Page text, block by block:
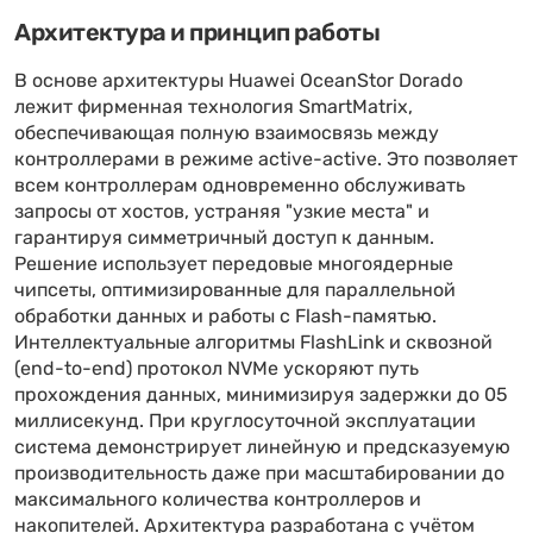
Архитектура и принцип работы
В основе архитектуры Huawei OceanStor Dorado
лежит фирменная технология SmartMatrix,
обеспечивающая полную взаимосвязь между
контроллерами в режиме active-active. Это позволяет
всем контроллерам одновременно обслуживать
запросы от хостов, устраняя "узкие места" и
гарантируя симметричный доступ к данным.
Решение использует передовые многоядерные
чипсеты, оптимизированные для параллельной
обработки данных и работы с Flash-памятью.
Интеллектуальные алгоритмы FlashLink и сквозной
(end-to-end) протокол NVMe ускоряют путь
прохождения данных, минимизируя задержки до 05
миллисекунд. При круглосуточной эксплуатации
система демонстрирует линейную и предсказуемую
производительность даже при масштабировании до
максимального количества контроллеров и
накопителей. Архитектура разработана с учётом